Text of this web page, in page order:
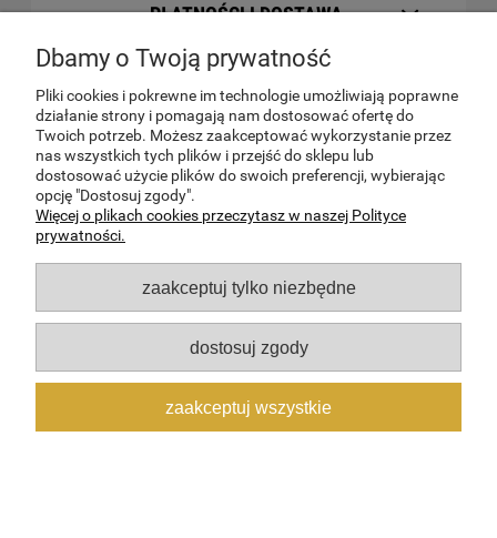
PŁATNOŚCI I DOSTAWA
INFORMACJE
O NAS
pokaż pełną wersję strony
Dbamy o Twoją prywatność
Pliki cookies i pokrewne im technologie umożliwiają poprawne
działanie strony i pomagają nam dostosować ofertę do
Twoich potrzeb. Możesz zaakceptować wykorzystanie przez
nas wszystkich tych plików i przejść do sklepu lub
dostosować użycie plików do swoich preferencji, wybierając
opcję "Dostosuj zgody".
Więcej o plikach cookies przeczytasz w naszej Polityce
prywatności.
zaakceptuj tylko niezbędne
dostosuj zgody
zaakceptuj wszystkie